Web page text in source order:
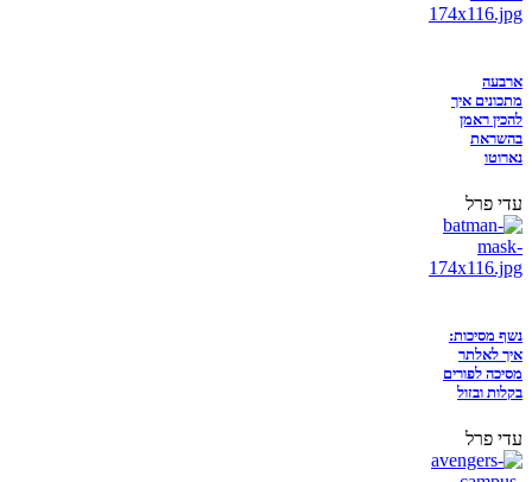
ארבעה
מתכונים איך
להכין ראמן
בהשראת
נארוטו
עדי פרל
נשף מסיכות:
איך לאלתר
מסיכה לפורים
בקלות ובזול
עדי פרל